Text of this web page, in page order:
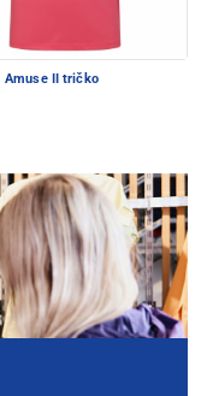
Amuse II tričko